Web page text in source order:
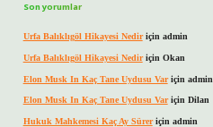
Son yorumlar
Urfa Balıklıgöl Hikayesi Nediriçin admin
Urfa Balıklıgöl Hikayesi Nediriçin Okan
Elon Musk In Kaç Tane Uydusu Variçin admin
Elon Musk In Kaç Tane Uydusu Variçin Dilan
Hukuk Mahkemesi Kaç Ay Süreriçin admin